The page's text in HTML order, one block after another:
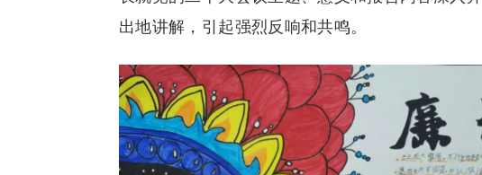
出地讲解，引起强烈反响和共鸣。